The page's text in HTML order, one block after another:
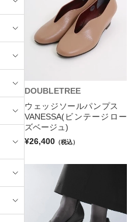
DOUBLETREE
ウェッジソールパンプス
VANESSA(ビンテージロー
ズベージュ)
¥26,400 （税込）